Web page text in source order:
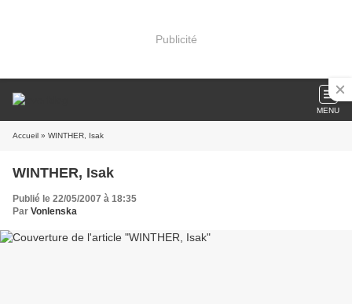
Publicité
MENU
Accueil » WINTHER, Isak
WINTHER, Isak
Publié le 22/05/2007 à 18:35
Par Vonlenska